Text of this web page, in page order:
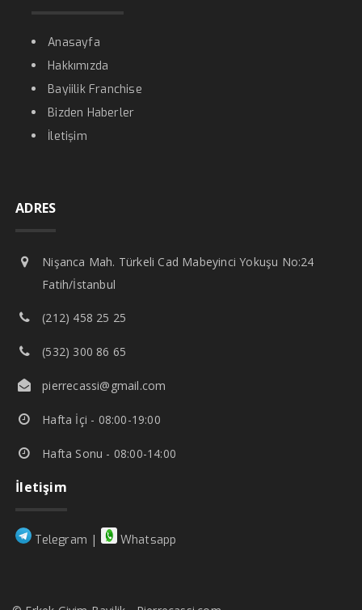
Anasayfa
Hakkımızda
Bayiilik Franchise
Bizden Haberler
İletişim
ADRES
Nişanca Mah. Türkeli Cad Mabeyinci Yokuşu No:24
Fatih/İstanbul
(212) 458 25 25
(532) 300 86 65
pierrecassi@gmail.com
Hafta İçi - 08:00-19:00
Hafta Sonu - 08:00-14:00
İletişim
Telegram | Whatsapp